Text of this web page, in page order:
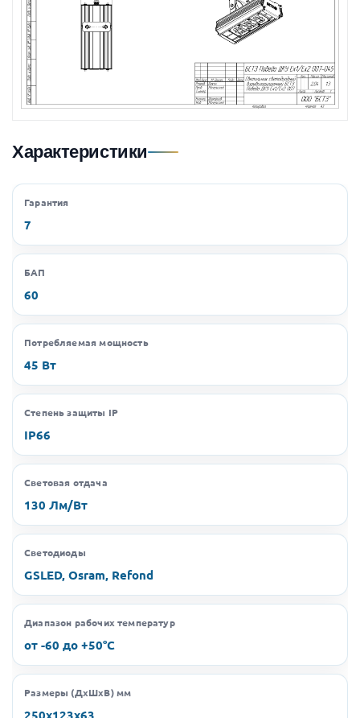
Характеристики
Гарантия
7
БАП
60
Потребляемая мощность
45 Вт
Степень защиты IP
IP66
Световая отдача
130 Лм/Вт
Светодиоды
GSLED, Osram, Refond
Диапазон рабочих температур
от -60 до +50°C
Размеры (ДхШхВ) мм
250х123х63